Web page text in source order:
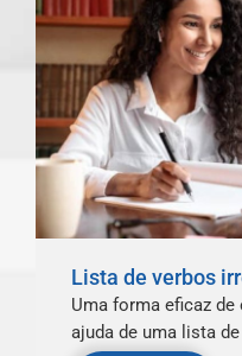
Lista de verbos
Uma forma eficaz
ajuda de uma lista